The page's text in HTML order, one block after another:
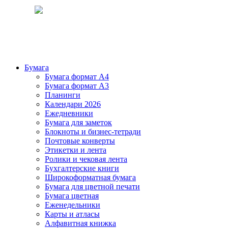
Бумага
Бумага формат А4
Бумага формат А3
Планинги
Календари 2026
Ежедневники
Бумага для заметок
Блокноты и бизнес-тетради
Почтовые конверты
Этикетки и лента
Ролики и чековая лента
Бухгалтерские книги
Широкоформатная бумага
Бумага для цветной печати
Бумага цветная
Еженедельники
Карты и атласы
Алфавитная книжка